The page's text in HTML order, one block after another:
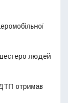
людей
отримав